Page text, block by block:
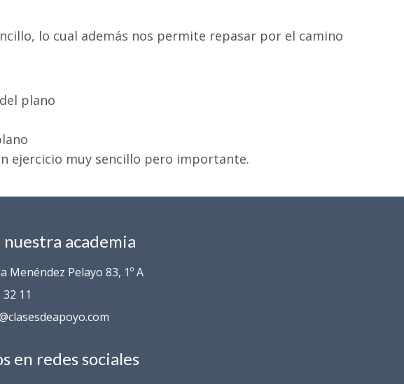
lo cual además nos permite repasar por el camino
plano
ejercicio muy sencillo pero importante.
nuestra academia
Menéndez Pelayo 83, 1º A
11
en redes sociales